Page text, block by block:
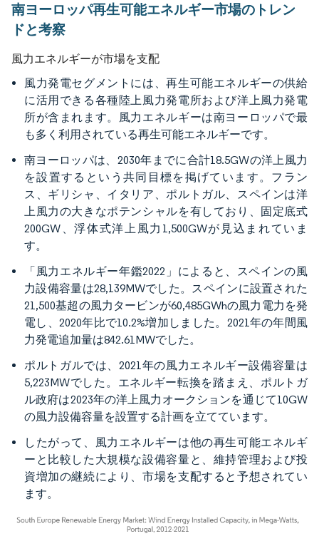
南ヨーロッパ再生可能エネルギー市場のトレン
ドと考察
風力エネルギーが市場を支配
風力発電セグメントには、再生可能エネルギーの供給
に活用できる各種陸上風力発電所および洋上風力発電
所が含まれます。風力エネルギーは南ヨーロッパで最
も多く利用されている再生可能エネルギーです。
南ヨーロッパは、2030年までに合計18.5GWの洋上風力
を設置するという共同目標を掲げています。フラン
ス、ギリシャ、イタリア、ポルトガル、スペインは洋
上風力の大きなポテンシャルを有しており、固定底式
200GW、浮体式洋上風力1,500GWが見込まれていま
す。
「風力エネルギー年鑑2022」によると、スペインの風
力設備容量は28,139MWでした。スペインに設置された
21,500基超の風力タービンが60,485GWhの風力電力を発
電し、2020年比で10.2%増加しました。2021年の年間風
力発電追加量は842.61MWでした。
ポルトガルでは、2021年の風力エネルギー設備容量は
5,223MWでした。エネルギー転換を踏まえ、ポルトガ
ル政府は2023年の洋上風力オークションを通じて10GW
の風力設備容量を設置する計画を立てています。
したがって、風力エネルギーは他の再生可能エネルギ
ーと比較した大規模な設備容量と、維持管理および投
資増加の継続により、市場を支配すると予想されてい
ます。